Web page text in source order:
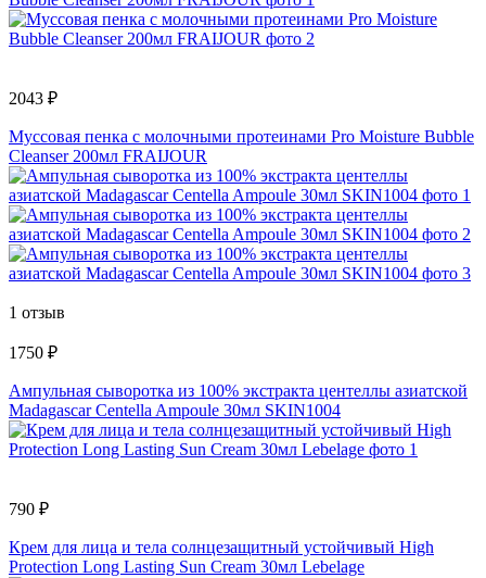
2043 ₽
Муссовая пенка с молочными протеинами Pro Moisture Bubble
Cleanser 200мл FRAIJOUR
1 отзыв
1750 ₽
Ампульная сыворотка из 100% экстракта центеллы азиатской
Madagascar Centella Ampoule 30мл SKIN1004
790 ₽
Крем для лица и тела солнцезащитный устойчивый High
Protection Long Lasting Sun Cream 30мл Lebelage